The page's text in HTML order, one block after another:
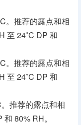
。推荐的露点和相
至 24˚C DP 和
。推荐的露点和相
至 24˚C DP 和
推荐的露点和相
80% RH。